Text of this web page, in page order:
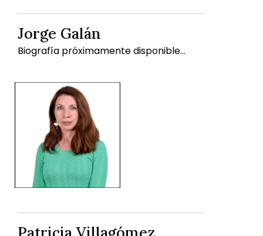
Jorge Galán
Biografía próximamente disponible...
Patricia Villagómez